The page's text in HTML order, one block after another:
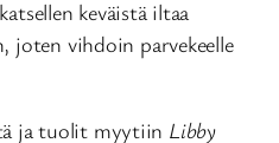
keväistä iltaa
joten vihdoin parvekeelle
ja tuolit myytiin Libby